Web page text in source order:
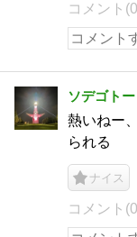
コメント
ソデゴトー
熱いねー
られる
ナイス
コメント